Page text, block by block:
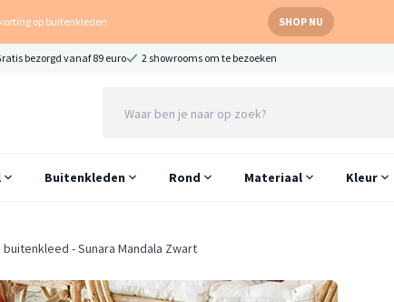
op buitenkleden SHOP NU
bezorgd vanaf 89 euro 2 showrooms om te bezoeken
Buitenkleden Rond Materiaal Kleur
buitenkleed - Sunara Mandala Zwart